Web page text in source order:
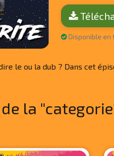
Disponible en
le ou la dub ? Dans cet
la